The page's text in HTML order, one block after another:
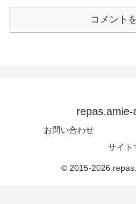
コメント
お問い合わせ
サイト
© 2015-2026